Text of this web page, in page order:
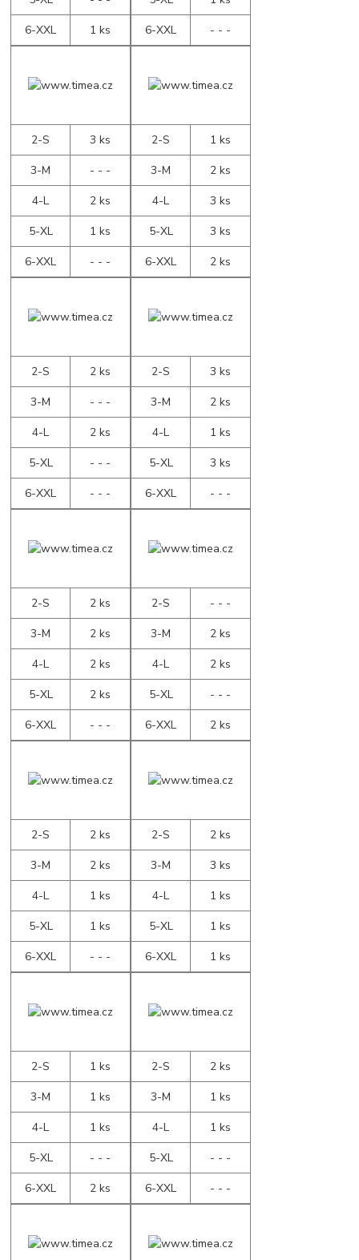
6-XXL
1 ks
6-XXL
- - -
2-S
3 ks
3-M
- - -
4-L
2 ks
5-XL
1 ks
6-XXL
- - -
2-S
1 ks
3-M
2 ks
4-L
3 ks
5-XL
3 ks
6-XXL
2 ks
2-S
2 ks
3-M
- - -
4-L
2 ks
5-XL
- - -
6-XXL
- - -
2-S
3 ks
3-M
2 ks
4-L
1 ks
5-XL
3 ks
6-XXL
- - -
2-S
2 ks
3-M
2 ks
4-L
2 ks
5-XL
2 ks
6-XXL
- - -
2-S
- - -
3-M
2 ks
4-L
2 ks
5-XL
- - -
6-XXL
2 ks
2-S
2 ks
3-M
2 ks
4-L
1 ks
5-XL
1 ks
6-XXL
- - -
2-S
2 ks
3-M
3 ks
4-L
1 ks
5-XL
1 ks
6-XXL
1 ks
2-S
1 ks
3-M
1 ks
4-L
1 ks
5-XL
- - -
6-XXL
2 ks
2-S
2 ks
3-M
1 ks
4-L
1 ks
5-XL
- - -
6-XXL
- - -